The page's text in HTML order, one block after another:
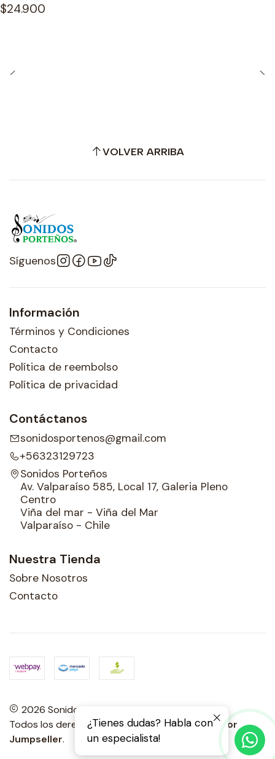
$24.900
VOLVER ARRIBA
Síguenos
Información
Términos y Condiciones
Contacto
Política de reembolso
Política de privacidad
Contáctanos
sonidosportenos@gmail.com
+56323129723
Sonidos Porteños
Av. Valparaíso 585, Local 17, Galeria Pleno
Centro
Viña del mar - Viña del Mar
Valparaíso - Chile
Nuestra Tienda
Sobre Nosotros
Contacto
2026 Sonidos Porteños.
Todos los derechos reservados.Desarrollado por
Jumpseller.
¿Tienes dudas? Habla con
un especialista!